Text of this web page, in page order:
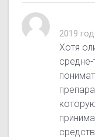
2019 год
Хотя